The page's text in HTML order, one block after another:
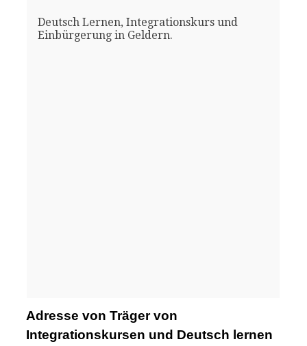
Deutsch Lernen, Integrationskurs und
Einbürgerung in Geldern.
Adresse von Träger von
Integrationskursen und Deutsch lernen